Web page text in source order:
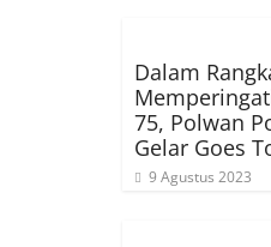
Dalam
75, Polwan
Gelar Goes
9 Agustus 2023